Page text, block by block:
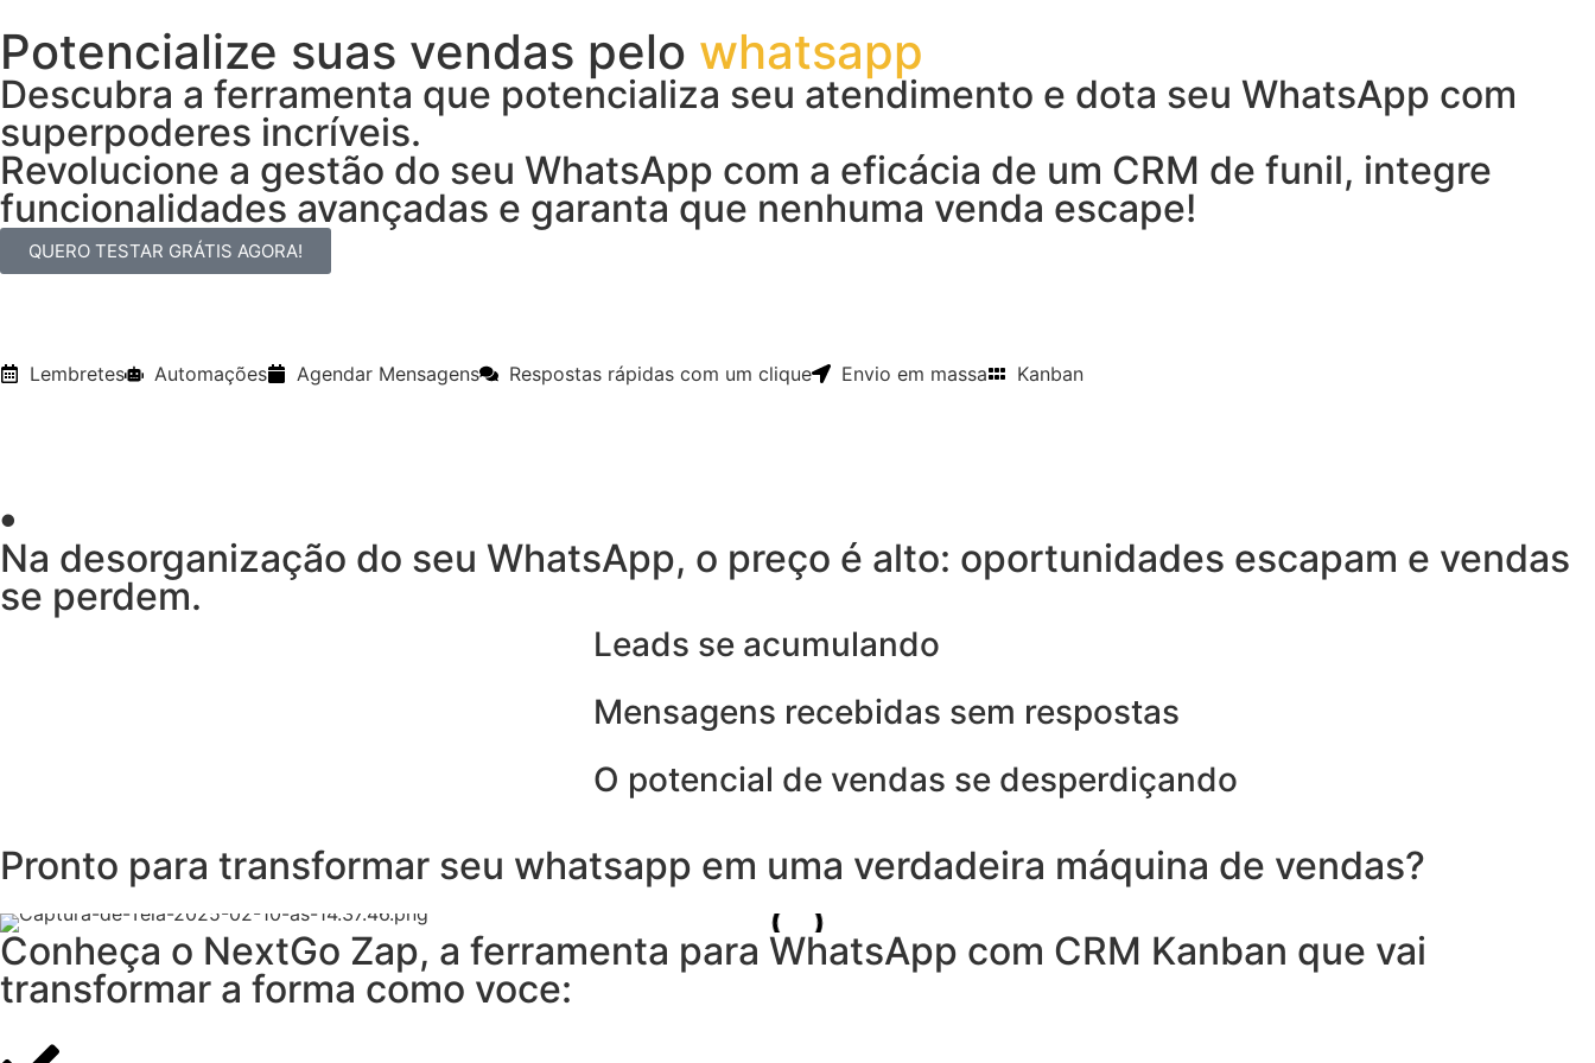
Potencialize suas vendas pelo whatsapp
Descubra a ferramenta que potencializa seu atendimento e dota seu WhatsApp com
superpoderes incríveis.
Revolucione a gestão do seu WhatsApp com a eficácia de um CRM de funil, integre
funcionalidades avançadas e garanta que nenhuma venda escape!
QUERO TESTAR GRÁTIS AGORA!
Lembretes Automações Agendar Mensagens Respostas rápidas com um clique Envio em massa Kanban
𖧹
Na desorganização do seu WhatsApp, o preço é alto: oportunidades escapam e vendas
se perdem.
Leads se acumulando
Mensagens recebidas sem respostas
O potencial de vendas se desperdiçando
Pronto para transformar seu whatsapp em uma verdadeira máquina de vendas?
Conheça o NextGo Zap, a ferramenta para WhatsApp com CRM Kanban que vai
transformar a forma como voce: